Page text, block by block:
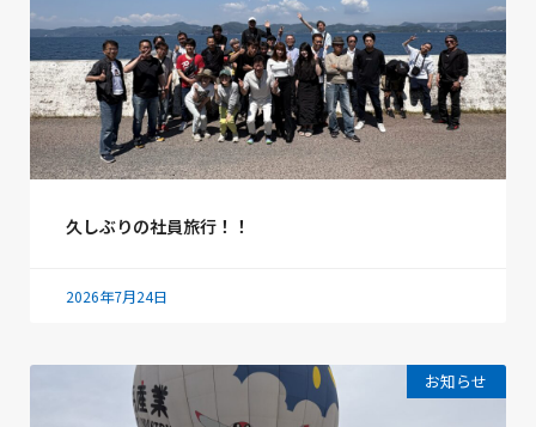
久しぶりの社員旅行！！
2026年7月24日
お知らせ